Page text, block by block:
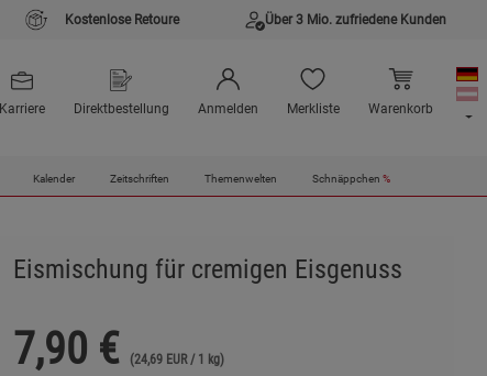
Kostenlose Retoure Über 3 Mio. zufriedene Kunden
Karriere Direktbestellung Anmelden Merkliste Warenkorb
Kalender Zeitschriften Themenwelten Schnäppchen %
Eismischung für cremigen Eisgenuss
7,90 € (24,69 EUR / 1 kg)